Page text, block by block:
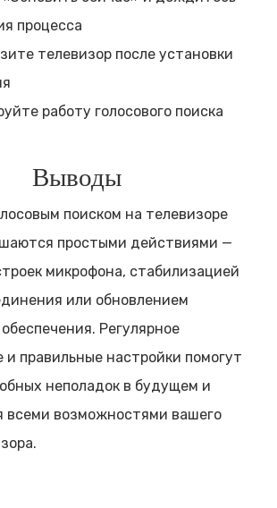
процесса
телевизор после установки
работу голосового поиска
Выводы
поиском на телевизоре
простыми действиями —
микрофона, стабилизацией
или обновлением
Регулярное
и правильные настройки помогут
неполадок в будущем и
всеми возможностями вашего